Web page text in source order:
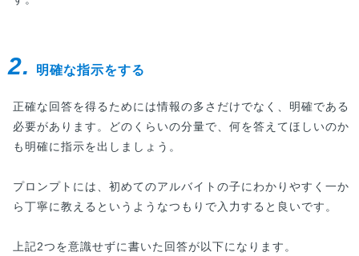
2. 明確な指示をする
正確な回答を得るためには情報の多さだけでなく、明確である
必要があります。どのくらいの分量で、何を答えてほしいのか
も明確に指示を出しましょう。
プロンプトには、初めてのアルバイトの子にわかりやすく一か
ら丁寧に教えるというようなつもりで入力すると良いです。
上記2つを意識せずに書いた回答が以下になります。